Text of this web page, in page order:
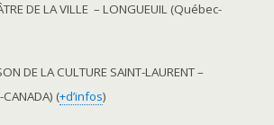
DE LA VILLE – LONGUEUIL (Québec-
DE LA CULTURE SAINT-LAURENT –
(+d’infos)